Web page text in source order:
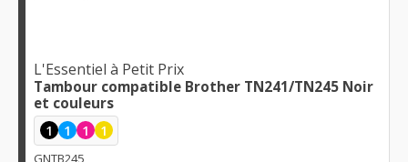
L'Essentiel à Petit Prix
Tambour compatible Brother TN241/TN245 Noir
et couleurs
1 1 1 1
GNTB245